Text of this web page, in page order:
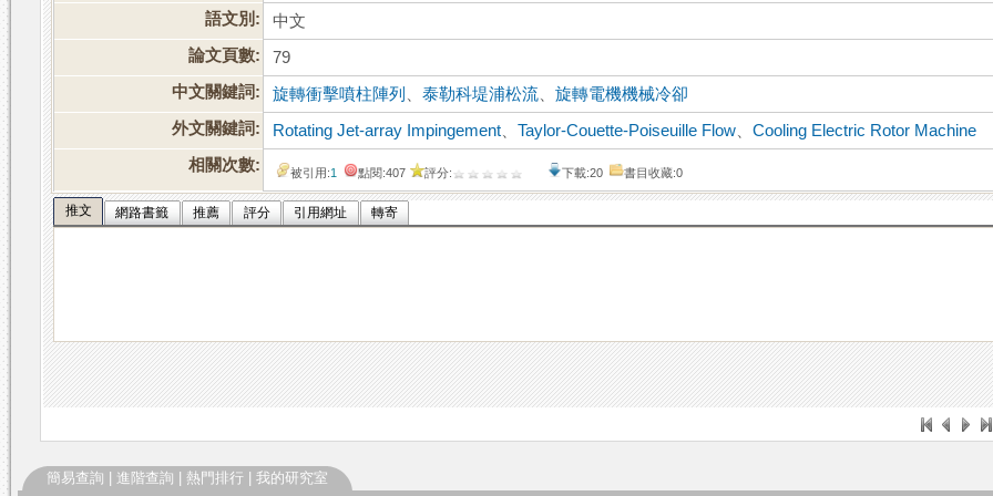
語文別:
中文
論文頁數:
79
中文關鍵詞:
旋轉衝擊噴柱陣列 、泰勒科堤浦松流 、旋轉電機機械冷卻
外文關鍵詞:
Rotating Jet-array Impingement 、Taylor-Couette-Poiseuille Flow 、Cooling Electric Rotor Machine
相關次數:
被引用:1 點閱:407 評分: 下載:20 書目收藏:0
推文 網路書籤 推薦 評分 引用網址 轉寄
簡易查詢 進階查詢 熱門排行 我的研究室